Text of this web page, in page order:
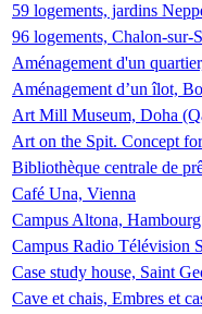
59 logements, jardins
96 logements, Chalon-sur-
Aménagement d'un
Aménagement d’un îlot,
Art Mill Museum, Doha
Art on the Spit. Concept
Bibliothèque centrale de
Café Una, Vienna
Campus Altona, Hambourg
Campus Radio Télévision
Case study house, Saint
Cave et chais, Embres et